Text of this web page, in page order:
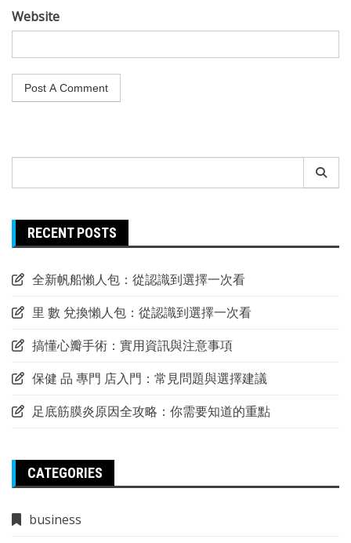
Website
for:
RECENT POSTS
全新帆船懶人包：從認識到選擇一次看
里 數 兌換懶人包：從認識到選擇一次看
搞懂心瓣手術：實用資訊與注意事項
保健 品 專門 店入門：常見問題與選擇建議
足底筋膜炎原因全攻略：你需要知道的重點
CATEGORIES
business